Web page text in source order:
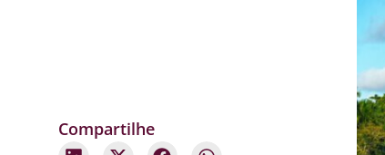
Compartilhe